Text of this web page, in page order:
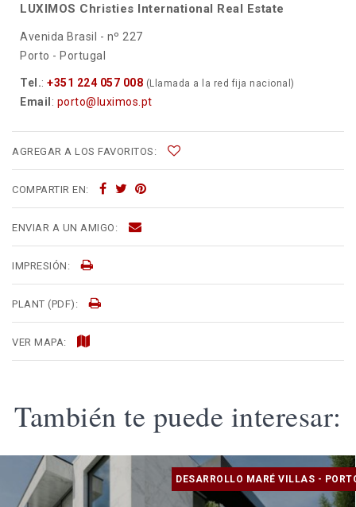
LUXIMOS Christies International Real Estate
Avenida Brasil - nº 227
Porto - Portugal
Tel.: +351 224 057 008 (Llamada a la red fija nacional)
Email : porto@luximos.pt
AGREGAR A LOS FAVORITOS:
COMPARTIR EN:
ENVIAR A UN AMIGO:
IMPRESIÓN:
PLANT (PDF):
VER MAPA:
También te puede interesar:
DESARROLLO MARÉ VILLAS -